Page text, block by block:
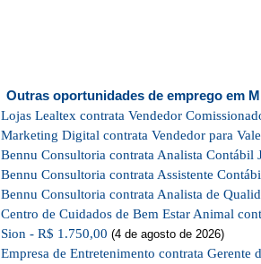
Outras oportunidades de emprego em
Lojas Lealtex contrata Vendedor
Marketing Digital contrata Vendedor para
Bennu Consultoria contrata Analista Contábil
Bennu Consultoria contrata Assistente
Bennu Consultoria contrata Analista de
Centro de Cuidados de Bem Estar Animal
Sion - R$ 1.750,00 (4 de agosto de 2026)
Empresa de Entretenimento contrata